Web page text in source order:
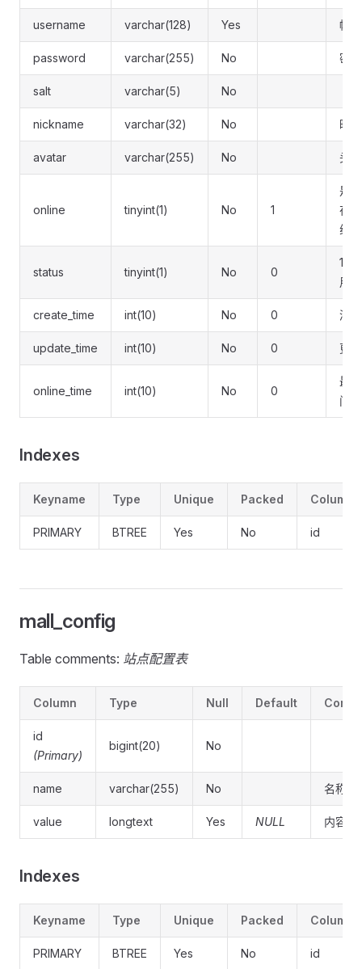
username varchar(128) Yes 帐号
password varchar(255) No 密码
salt varchar(5) No
nickname varchar(32) No 昵称
avatar varchar(255) No 头像
online tinyint(1) No 1
是
在
线)
status tinyint(1) No 0
1:正
用
create_time int(10) No 0 添
update_time int(10) No 0 更
online_time int(10) No 0
最
间
Indexes
Keyname Type Unique Packed Column
PRIMARY BTREE Yes No id
mall_config
Table comments: 站点配置表
Column Type Null Default
id
(Primary)
bigint(20) No
name varchar(255) No 名称
value longtext Yes NULL 内容
Indexes
Keyname Type Unique Packed Column
PRIMARY BTREE Yes No id